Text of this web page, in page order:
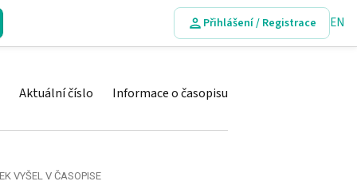
Přihlášení / Registrace EN
Aktuální číslo Informace o časopisu
VYŠEL V ČASOPISE